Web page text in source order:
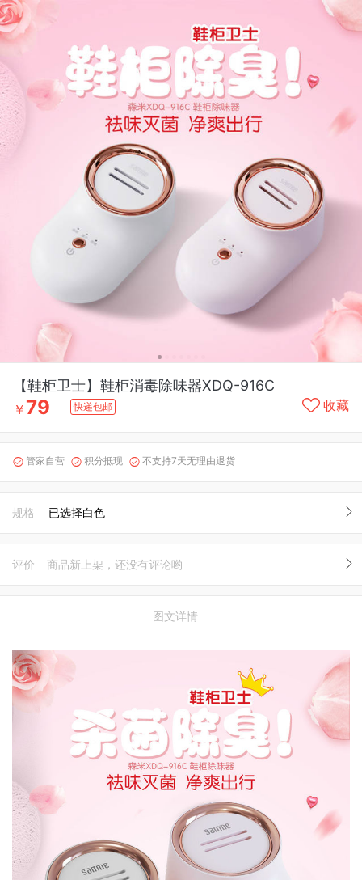
【鞋柜卫士】鞋柜消毒除味器XDQ-916C
￥ 79 快递包邮 收藏
 管家自营  积分抵现  不支持7天无理由退货
规格 已选择白色
评价 商品新上架，还没有评论哟
图文详情